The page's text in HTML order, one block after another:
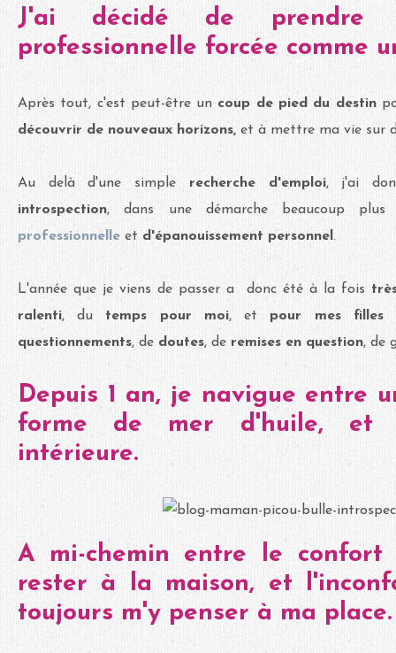
J'ai décidé de prendre
professionnelle forcée comme
Après tout, c'est peut-être un coup de pied du destin
découvrir de nouveaux horizons, et à mettre ma vie sur
Au delà d'une simple recherche d'emploi, j'ai
introspection, dans une démarche beaucoup
professionnelle et d'épanouissement personnel .
L'année que je viens de passer a donc été à la fois
ralenti, du temps pour moi, et pour mes filles
questionnements, de doutes, de remises en question, de
Depuis 1 an, je navigue entre
forme de mer d'huile, et
intérieure.
A mi-chemin entre le confort
rester à la maison, et
toujours m'y penser à ma place.